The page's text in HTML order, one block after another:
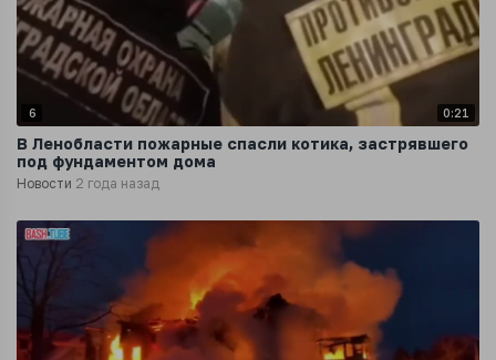
6 0:21
В Ленобласти пожарные спасли котика, застрявшего
под фундаментом дома
Новости 2 года назад